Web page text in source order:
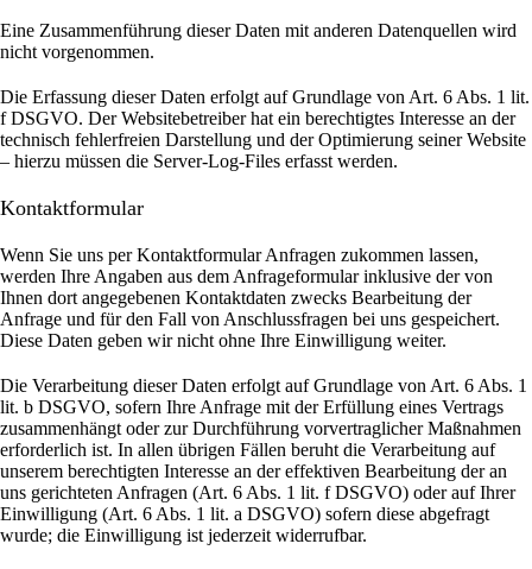
Eine Zusammenführung dieser Daten mit anderen Datenquellen wird
nicht vorgenommen.
Die Erfassung dieser Daten erfolgt auf Grundlage von Art. 6 Abs. 1 lit.
f DSGVO. Der Websitebetreiber hat ein berechtigtes Interesse an der
technisch fehlerfreien Darstellung und der Optimierung seiner Website
– hierzu müssen die Server-Log-Files erfasst werden.
Kontaktformular
Wenn Sie uns per Kontaktformular Anfragen zukommen lassen,
werden Ihre Angaben aus dem Anfrageformular inklusive der von
Ihnen dort angegebenen Kontaktdaten zwecks Bearbeitung der
Anfrage und für den Fall von Anschlussfragen bei uns gespeichert.
Diese Daten geben wir nicht ohne Ihre Einwilligung weiter.
Die Verarbeitung dieser Daten erfolgt auf Grundlage von Art. 6 Abs. 1
lit. b DSGVO, sofern Ihre Anfrage mit der Erfüllung eines Vertrags
zusammenhängt oder zur Durchführung vorvertraglicher Maßnahmen
erforderlich ist. In allen übrigen Fällen beruht die Verarbeitung auf
unserem berechtigten Interesse an der effektiven Bearbeitung der an
uns gerichteten Anfragen (Art. 6 Abs. 1 lit. f DSGVO) oder auf Ihrer
Einwilligung (Art. 6 Abs. 1 lit. a DSGVO) sofern diese abgefragt
wurde; die Einwilligung ist jederzeit widerrufbar.